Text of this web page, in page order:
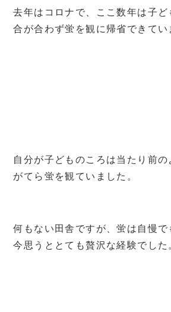
去年はコロナで、ここ数年は子
合が合わず蛍を観に帰省できてい
自分が子どものころは当たり前
がてら蛍を観ていました。
何もない田舎ですが、蛍は自慢で
今思うととても贅沢な経験でした